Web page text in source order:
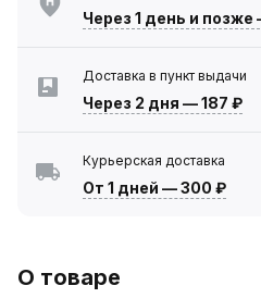
Через 1 день и позже
Доставка в пункт выдачи
Через 2 дня —187 ₽
Курьерская доставка
От 1 дней —300 ₽
О товаре